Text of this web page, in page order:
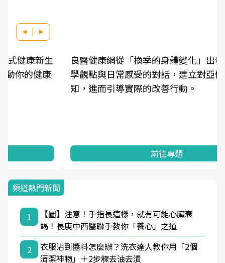
良醫健康網從「換季的身體變化」出發，透過醫
學觀點與日常感受的對話，建立對亞健康的認
知，進而引導實際的改善行動。
頻道熱門新聞
1
【圖】注意！手指長這樣，就有可能心臟衰
竭！長庚中西醫聯手教你「養心」之道
2
衣服沾到醬料怎麼辦？洗衣達人教你用「2個
清潔神物」＋2步驟去油去漬